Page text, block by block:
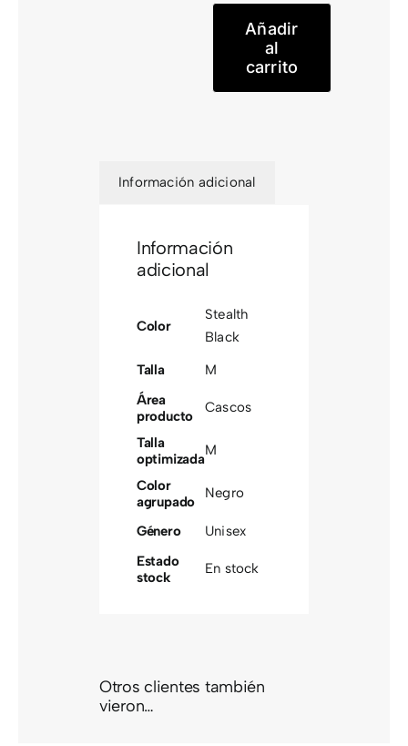
Plus
(ce)
cantidad
Añadir
al
carrito
Información adicional
Información
adicional
Color
Stealth
Black
Talla
M
Área
producto
Cascos
Talla
optimizada
M
Color
agrupado
Negro
Género
Unisex
Estado
stock
En stock
Otros clientes también
vieron…